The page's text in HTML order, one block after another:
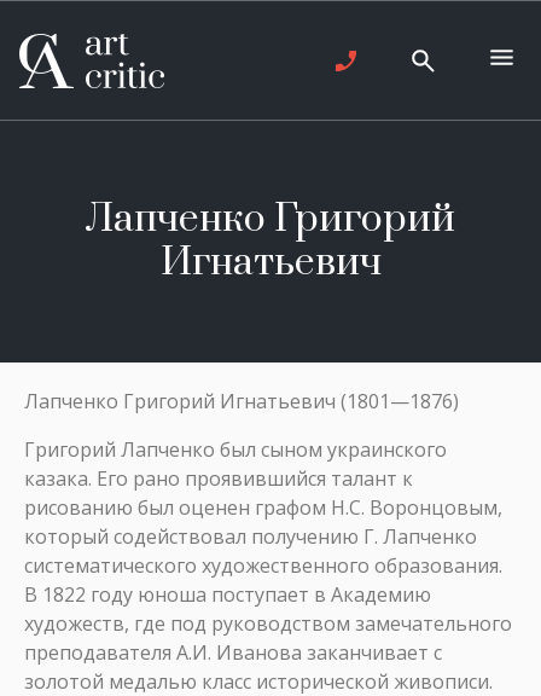
Лапченко Григорий
Игнатьевич
Лапченко Григорий Игнатьевич (1801—1876)
Григорий Лапченко был сыном украинского
казака. Его рано проявившийся талант к
рисованию был оценен графом Н.С. Воронцовым,
который содействовал получению Г. Лапченко
систематического художественного образования.
В 1822 году юноша поступает в Академию
художеств, где под руководством замечательного
преподавателя А.И. Иванова заканчивает с
золотой медалью класс исторической живописи.